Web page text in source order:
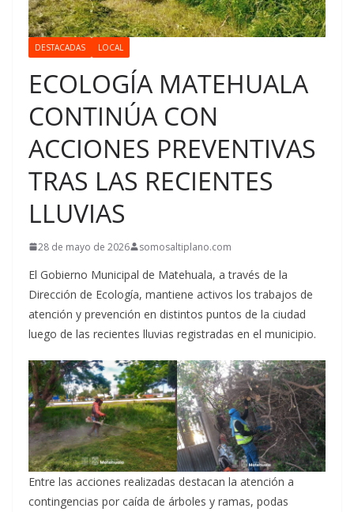
DESTACADAS LOCAL
ECOLOGÍA MATEHUALA
CONTINÚA CON
ACCIONES PREVENTIVAS
TRAS LAS RECIENTES
LLUVIAS
28 de mayo de 2026 somosaltiplano.com
El Gobierno Municipal de Matehuala, a través de la
Dirección de Ecología, mantiene activos los trabajos de
atención y prevención en distintos puntos de la ciudad
luego de las recientes lluvias registradas en el municipio.
Entre las acciones realizadas destacan la atención a
contingencias por caída de árboles y ramas, podas